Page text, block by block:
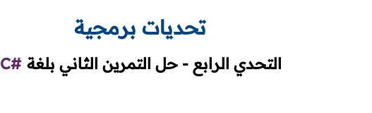
تحديات برمجية
التحدي الرابع - حل التمرين الثاني بلغة C#